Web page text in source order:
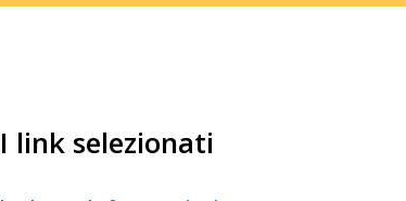
I link selezionati